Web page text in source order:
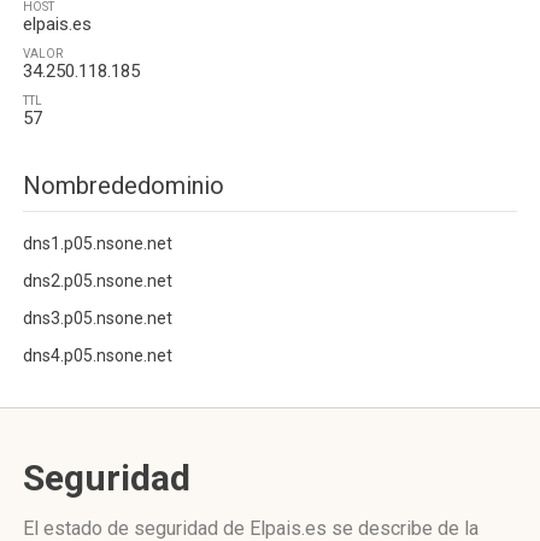
HOST
elpais.es
VALOR
34.250.118.185
TTL
57
Nombrededominio
dns1.p05.nsone.net
dns2.p05.nsone.net
dns3.p05.nsone.net
dns4.p05.nsone.net
Seguridad
El estado de seguridad de Elpais.es se describe de la